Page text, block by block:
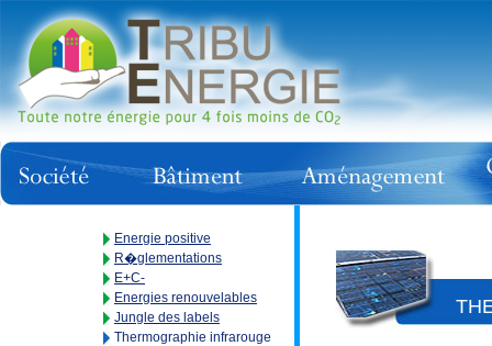
Energie positive
R�glementations
E+C-
Energies renouvelables
Jungle des labels
Thermographie infrarouge